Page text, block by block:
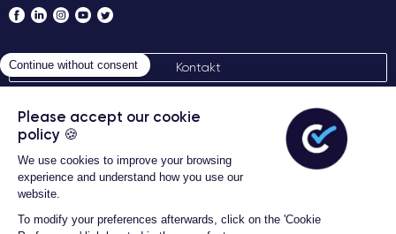
Kontakt
vorbehalten